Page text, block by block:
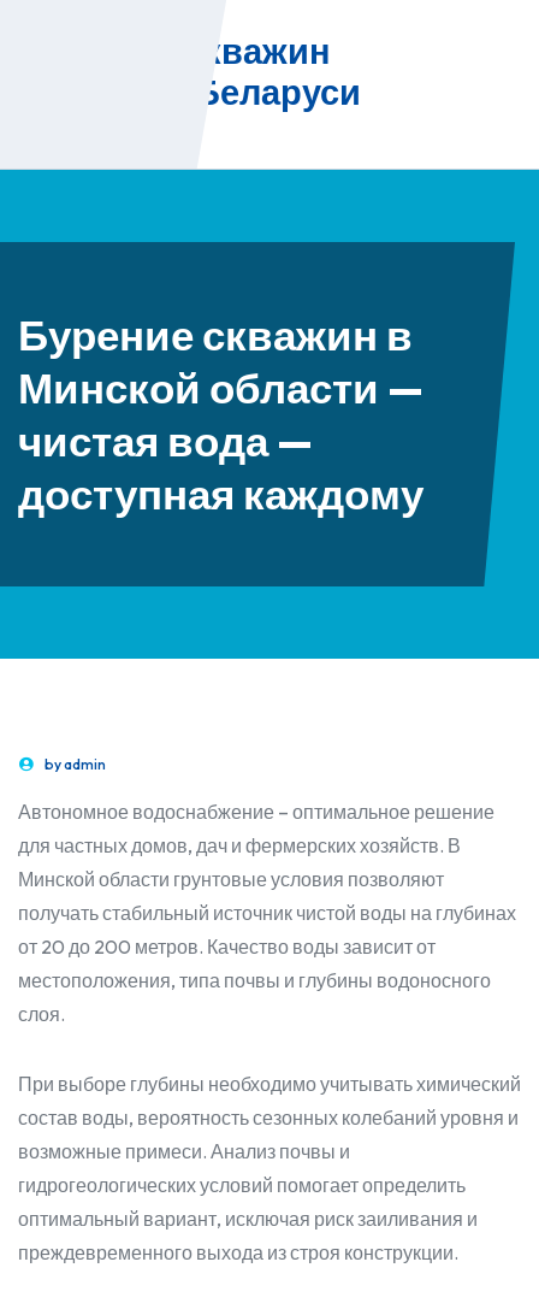
Бурение скважин
на воду в Беларуси
Бурение скважин в
Минской области —
чистая вода —
доступная каждому
byadmin
Автономное водоснабжение – оптимальное решение
для частных домов, дач и фермерских хозяйств. В
Минской области грунтовые условия позволяют
получать стабильный источник чистой воды на глубинах
от 20 до 200 метров. Качество воды зависит от
местоположения, типа почвы и глубины водоносного
слоя.
При выборе глубины необходимо учитывать химический
состав воды, вероятность сезонных колебаний уровня и
возможные примеси. Анализ почвы и
гидрогеологических условий помогает определить
оптимальный вариант, исключая риск заиливания и
преждевременного выхода из строя конструкции.